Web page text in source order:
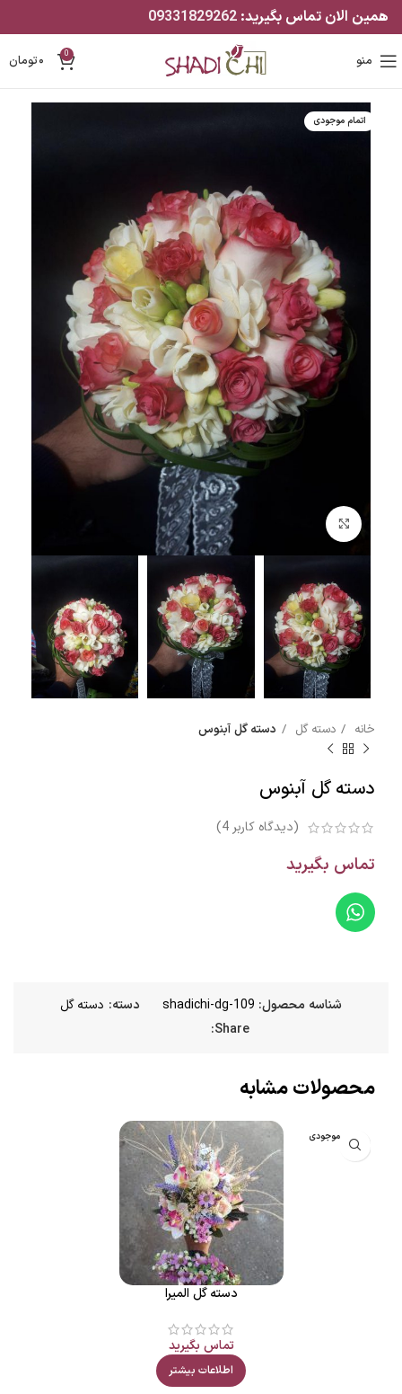
همین الان تماس بگیرید:
منو 0 ۰تومان
اتمام موجودی
خانه دسته گل دسته گل آبنوس
دسته گل آبنوس
(دیدگاه کاربر 4
)
تماس بگیرید
شناسه محصول: shadichi-dg-109 دسته: دسته گل
Share:
محصولات مشابه
اتمام موجودی
دسته گل المیرا
تماس بگیرید
اطلاعات بیشتر